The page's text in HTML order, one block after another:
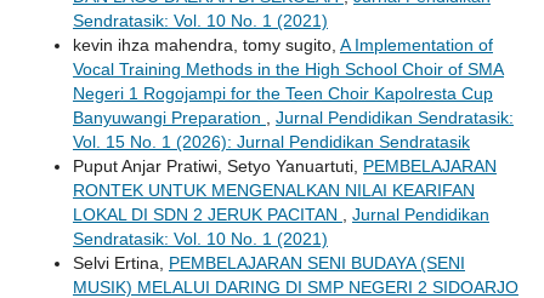
Sendratasik: Vol. 10 No. 1 (2021)
kevin ihza mahendra, tomy sugito, A Implementation of
Vocal Training Methods in the High School Choir of SMA
Negeri 1 Rogojampi for the Teen Choir Kapolresta Cup
Banyuwangi Preparation
Jurnal Pendidikan Sendratasik:
Vol. 15 No. 1 (2026): Jurnal Pendidikan Sendratasik
Puput Anjar Pratiwi, Setyo Yanuartuti, PEMBELAJARAN
RONTEK UNTUK MENGENALKAN NILAI KEARIFAN
LOKAL DI SDN 2 JERUK PACITAN
Jurnal Pendidikan
Sendratasik: Vol. 10 No. 1 (2021)
Selvi Ertina, PEMBELAJARAN SENI BUDAYA (SENI
MUSIK) MELALUI DARING DI SMP NEGERI 2 SIDOARJO